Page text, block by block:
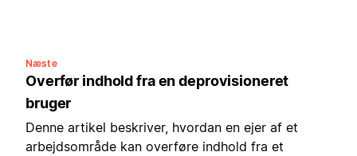
Næste
Overfør indhold fra en deprovisioneret
bruger
Denne artikel beskriver, hvordan en ejer af et
arbejdsområde kan overføre indhold fra et